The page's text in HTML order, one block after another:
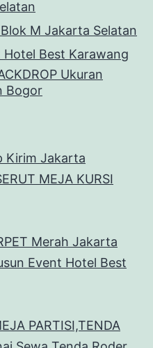
M Jakarta Selatan
Hotel Best Karawang
Ukuran
Bogor
Kirim Jakarta
MEJA KURSI
Merah Jakarta
Event Hotel Best
PARTISI,TENDA